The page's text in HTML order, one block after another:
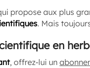
propose aux plus
. Mais
en
, offrez-lui un